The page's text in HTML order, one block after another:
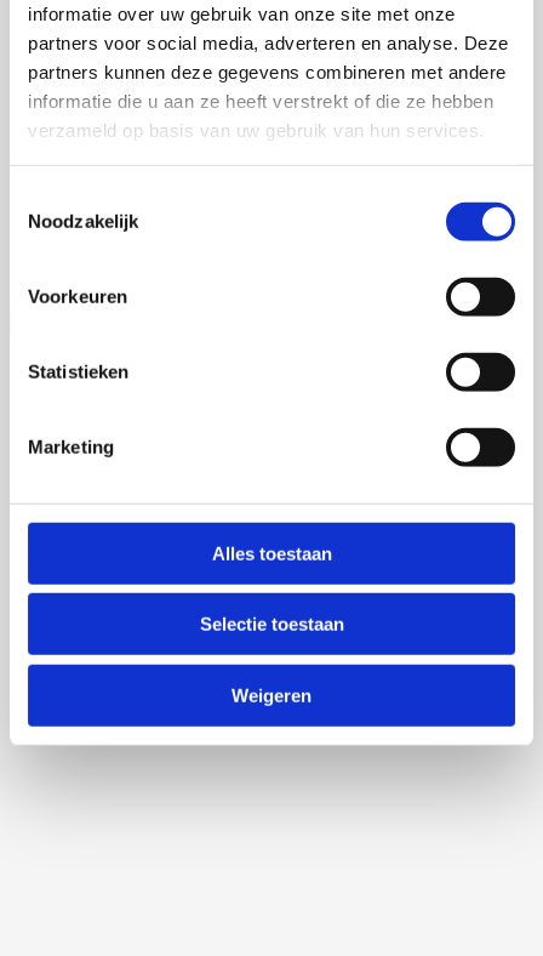
informatie over uw gebruik van onze site met onze
partners voor social media, adverteren en analyse. Deze
partners kunnen deze gegevens combineren met andere
informatie die u aan ze heeft verstrekt of die ze hebben
verzameld op basis van uw gebruik van hun services.
Noodzakelijk
Voorkeuren
Statistieken
Marketing
Alles toestaan
Selectie toestaan
Weigeren
Martijn de Roij